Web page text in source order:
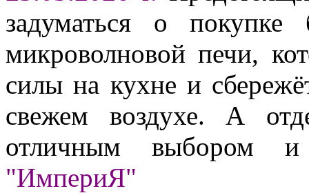
задуматься о покупке
микроволновой печи,
силы на кухне и
свежем воздухе. А
отличным выбором
"ИмпериЯ"